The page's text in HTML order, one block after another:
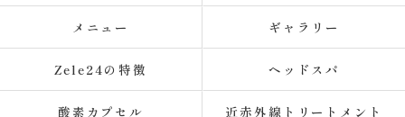
メニュー ギャラリー
Zele24の特徴 ヘッドスパ
酸素カプセル 近赤外線トリートメント